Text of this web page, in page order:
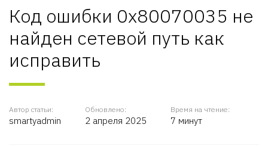
Код ошибки 0х80070035 не
найден сетевой путь как
исправить
Автор статьи:
smartyadmin
Обновлено:
2 апреля 2025
Время на чтение:
7 минут
и Шкафы-Купе